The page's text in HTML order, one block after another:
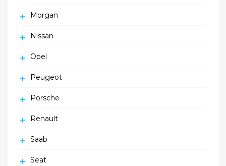
Morgan
Nissan
Opel
Peugeot
Porsche
Renault
Saab
Seat